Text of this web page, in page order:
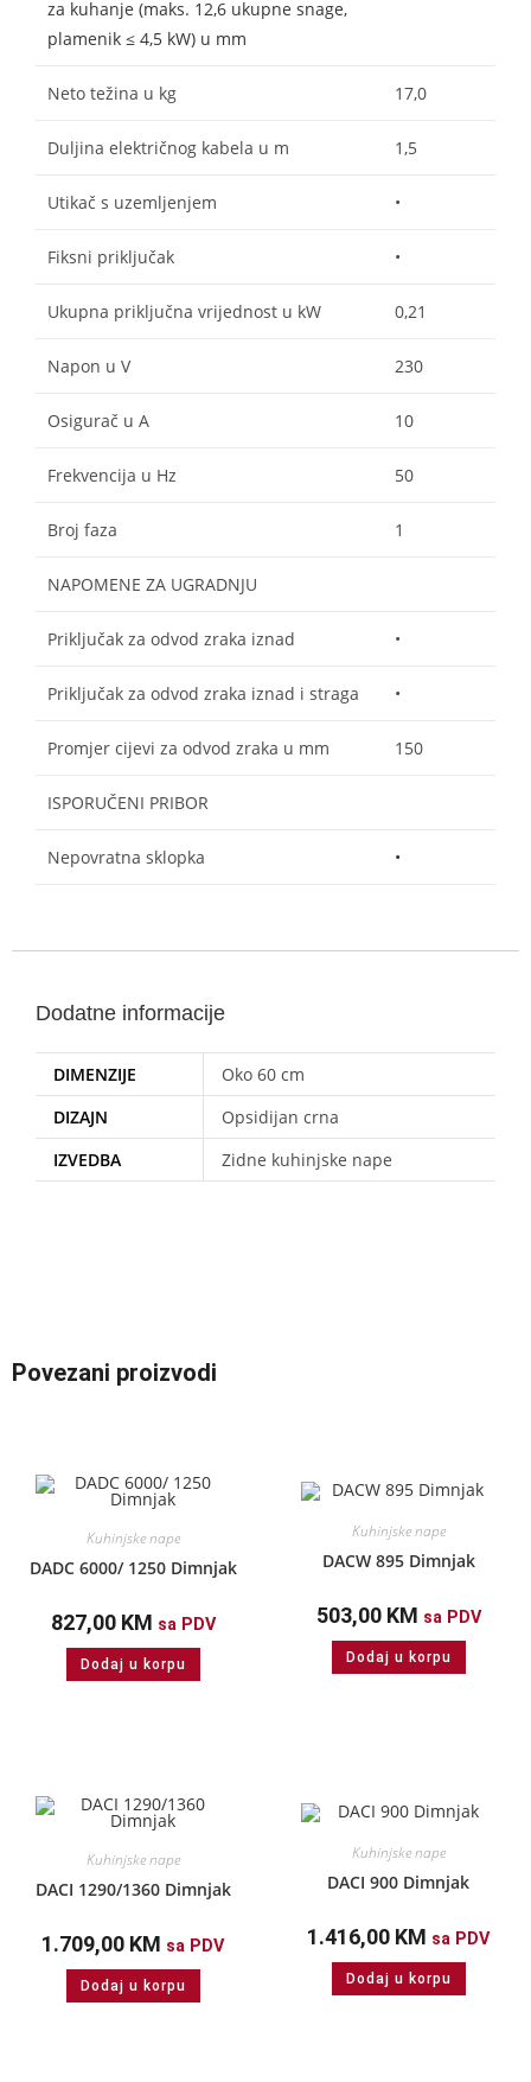
za kuhanje (maks. 12,6 ukupne snage,
plamenik ≤ 4,5 kW) u mm
Neto težina u kg 17,0
Duljina električnog kabela u m 1,5
Utikač s uzemljenjem •
Fiksni priključak •
Ukupna priključna vrijednost u kW 0,21
Napon u V 230
Osigurač u A 10
Frekvencija u Hz 50
Broj faza 1
NAPOMENE ZA UGRADNJU
Priključak za odvod zraka iznad •
Priključak za odvod zraka iznad i straga •
Promjer cijevi za odvod zraka u mm 150
ISPORUČENI PRIBOR
Nepovratna sklopka •
Dodatne informacije
DIMENZIJE
Oko 60 cm
DIZAJN
Opsidijan crna
IZVEDBA
Zidne kuhinjske nape
Povezani proizvodi
Kuhinjske nape
DADC 6000/ 1250 Dimnjak
827,00 KM sa PDV
Dodaj u korpu
Kuhinjske nape
DACW 895 Dimnjak
503,00 KM sa PDV
Dodaj u korpu
Kuhinjske nape
DACI 1290/1360 Dimnjak
1.709,00 KM sa PDV
Dodaj u korpu
Kuhinjske nape
DACI 900 Dimnjak
1.416,00 KM sa PDV
Dodaj u korpu